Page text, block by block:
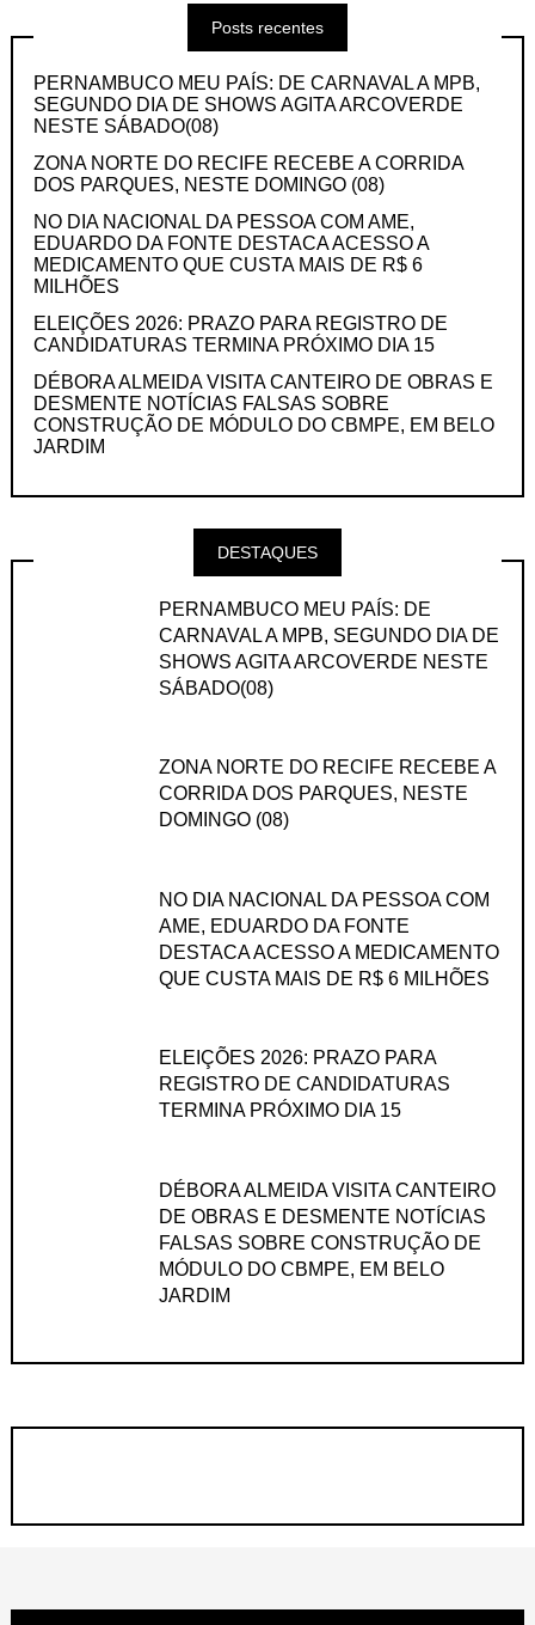
Posts recentes
PERNAMBUCO MEU PAÍS: DE CARNAVAL A MPB,
SEGUNDO DIA DE SHOWS AGITA ARCOVERDE
NESTE SÁBADO(08)
ZONA NORTE DO RECIFE RECEBE A CORRIDA
DOS PARQUES, NESTE DOMINGO (08)
NO DIA NACIONAL DA PESSOA COM AME,
EDUARDO DA FONTE DESTACA ACESSO A
MEDICAMENTO QUE CUSTA MAIS DE R$ 6
MILHÕES
ELEIÇÕES 2026: PRAZO PARA REGISTRO DE
CANDIDATURAS TERMINA PRÓXIMO DIA 15
DÉBORA ALMEIDA VISITA CANTEIRO DE OBRAS E
DESMENTE NOTÍCIAS FALSAS SOBRE
CONSTRUÇÃO DE MÓDULO DO CBMPE, EM BELO
JARDIM
DESTAQUES
PERNAMBUCO MEU PAÍS: DE
CARNAVAL A MPB, SEGUNDO DIA DE
SHOWS AGITA ARCOVERDE NESTE
SÁBADO(08)
ZONA NORTE DO RECIFE RECEBE A
CORRIDA DOS PARQUES, NESTE
DOMINGO (08)
NO DIA NACIONAL DA PESSOA COM
AME, EDUARDO DA FONTE
DESTACA ACESSO A MEDICAMENTO
QUE CUSTA MAIS DE R$ 6 MILHÕES
ELEIÇÕES 2026: PRAZO PARA
REGISTRO DE CANDIDATURAS
TERMINA PRÓXIMO DIA 15
DÉBORA ALMEIDA VISITA CANTEIRO
DE OBRAS E DESMENTE NOTÍCIAS
FALSAS SOBRE CONSTRUÇÃO DE
MÓDULO DO CBMPE, EM BELO
JARDIM